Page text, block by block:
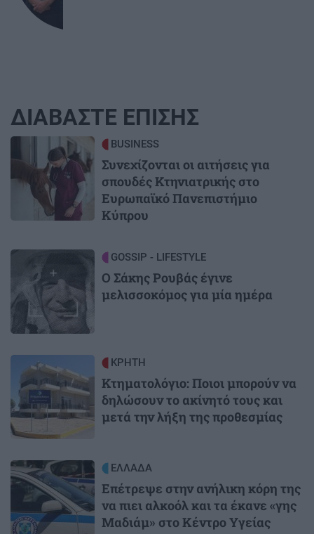
ΔΙΑΒΑΣΤΕ ΕΠΙΣΗΣ
BUSINESS
Συνεχίζονται οι αιτήσεις για
σπουδές Κτηνιατρικής στο
Ευρωπαϊκό Πανεπιστήμιο
Κύπρου
GOSSIP - LIFESTYLE
Ο Σάκης Ρουβάς έγινε
μελισσοκόμος για μία ημέρα
Image ΚΡΗΤΗ
Κτηματολόγιο: Ποιοι μπορούν να
δηλώσουν το ακίνητό τους και
μετά την λήξη της προθεσμίας
Image ΕΛΛΑΔΑ
Επέτρεψε στην ανήλικη κόρη της
να πιει αλκοόλ και τα έκανε «γης
Μαδιάμ» στο Κέντρο Υγείας